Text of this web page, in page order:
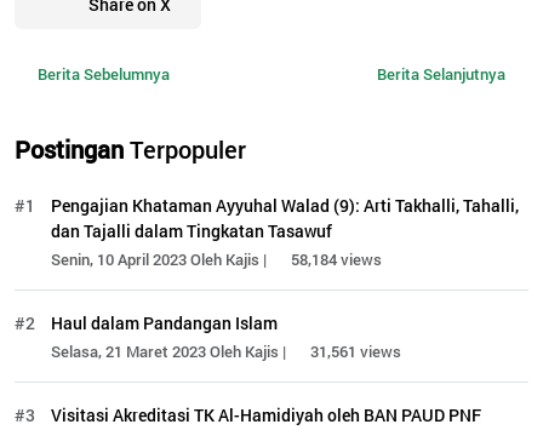
Berita Sebelumnya Berita Selanjutnya
PostinganTerpopuler
#1
Pengajian Khataman Ayyuhal Walad (9): Arti Takhalli, Tahalli,
dan Tajalli dalam Tingkatan Tasawuf
Senin, 10 April 2023 Oleh Kajis | 58,184 views
#2 Haul dalam Pandangan Islam
Selasa, 21 Maret 2023 Oleh Kajis | 31,561 views
#3 Visitasi Akreditasi TK Al-Hamidiyah oleh BAN PAUD PNF